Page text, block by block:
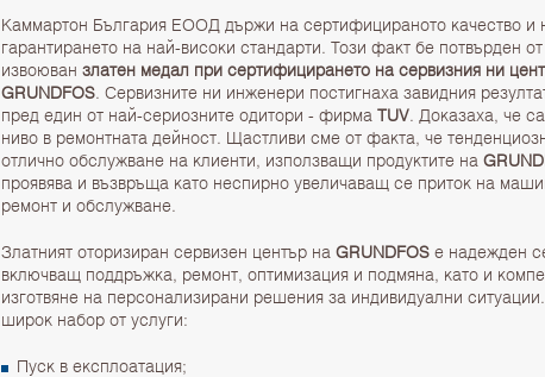
Каммартон България ЕООД държи на сертифицираното качество и
гарантирането на най-високи стандарти. Този факт бе потвърден
извоюван златен медал при сертифицирането на сервизния ни
GRUNDFOS. Сервизните ни инженери постигнаха завидния
пред един от най-сериозните одитори - фирма TUV. Доказаха, че
ниво в ремонтната дейност. Щастливи сме от факта, че
отлично обслужване на клиенти, използващи продуктите на
проявява и възвръща като неспирно увеличаващ се приток на
ремонт и обслужване.
Златният оторизиран сервизен център на GRUNDFOS е надежден
включващ поддръжка, ремонт, оптимизация и подмяна, като и
изготвяне на персонализирани решения за индивидуални
широк набор от услуги:
Пуск в експлоатация;